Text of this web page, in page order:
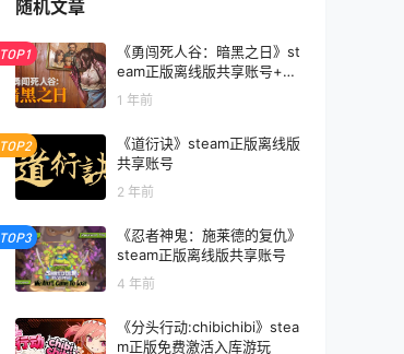
随机文章
TOP1
《勇闯死人谷：暗黑之日》st
eam正版离线版共享账号+激
活入库游玩
1 年前
TOP2
《道衍诀》steam正版离线版
共享账号
2 年前
TOP3
《忍者神鬼：施莱德的复仇》
steam正版离线版共享账号
4 年前
《分头行动:chibichibi》stea
m正版免费激活入库游玩